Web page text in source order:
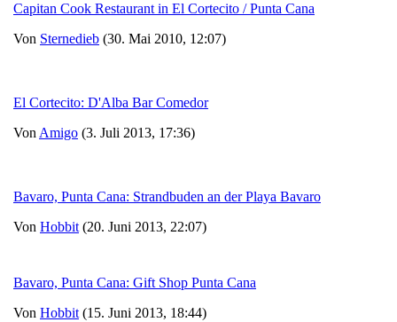
Capitan Cook Restaurant in El Cortecito / Punta Cana
Von Sternedieb (30. Mai 2010, 12:07)
El Cortecito: D'Alba Bar Comedor
Von Amigo (3. Juli 2013, 17:36)
Bavaro, Punta Cana: Strandbuden an der Playa Bavaro
Von Hobbit (20. Juni 2013, 22:07)
Bavaro, Punta Cana: Gift Shop Punta Cana
Von Hobbit (15. Juni 2013, 18:44)